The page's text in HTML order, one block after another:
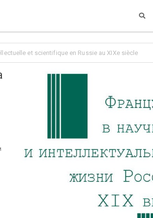
et scientifique en Russie au XIXe siècle